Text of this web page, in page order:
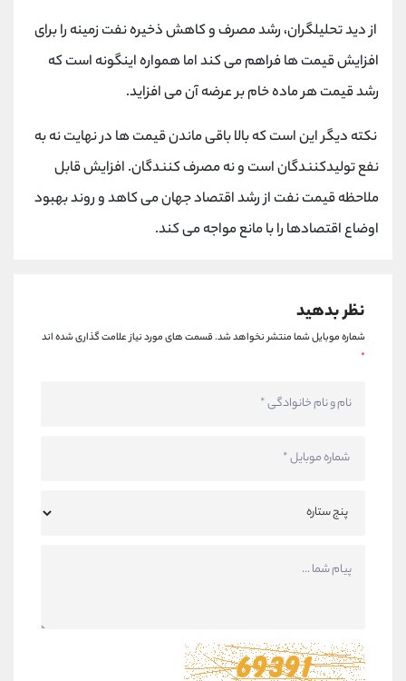
از دید تحلیلگران، رشد مصرف و کاهش ذخیره نفت زمینه را برای
افزایش قیمت ها فراهم می کند اما همواره اینگونه است که
رشد قیمت هر ماده خام بر عرضه آن می افزاید.
نکته دیگر این است که بالا باقی ماندن قیمت ها در نهایت نه به
نفع تولیدکنندگان است و نه مصرف کنندگان. افزایش قابل
ملاحظه قیمت نفت از رشد اقتصاد جهان می کاهد و روند بهبود
اوضاع اقتصادها را با مانع مواجه می کند.
نظر بدهید
شماره موبایل شما منتشر نخواهد شد.قسمت های مورد نیاز علامت گذاری شده اند
*